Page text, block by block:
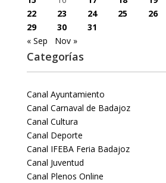
22
23 24 25 26
29
30
31
« Sep
Nov »
Categorías
Canal Ayuntamiento
Canal Carnaval de Badajoz
Canal Cultura
Canal Deporte
Canal IFEBA Feria Badajoz
Canal Juventud
Canal Plenos Online